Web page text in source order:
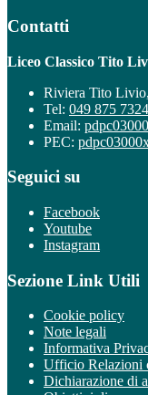
Contatti
Liceo Classico Tito
Riviera Tito
Tel: 049 875 7324
Email:
PEC:
Seguici su
Facebook
Youtube
Instagram
Sezione Link Utili
Cookie policy
Note legali
Informativa
Ufficio Relazioni
Dichiarazione di